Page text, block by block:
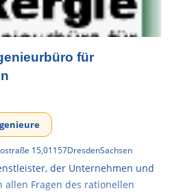
für
15,01157DresdenSachsen
der Unternehmen und
allen Fragen des rationellen